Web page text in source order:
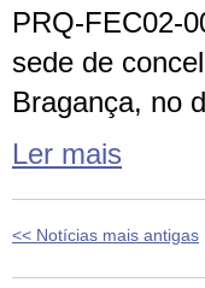
PRQ-FEC02-
sede de
Bragança, no
Ler mais
<< Notícias mais antigas